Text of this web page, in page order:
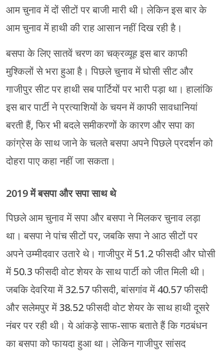
आम चुनाव में दों सीटों पर बाजी मारी थी। लेकिन इस बार के
आम चुनाव में हाथी की राह आसान नहीं दिख रही है।
बसपा के लिए सातवें चरण का चक्रव्यूह इस बार काफी
मुश्किलों से भरा हुआ है। पिछले चुनाव में घोसी सीट और
गाजीपुर सीट पर हाथी सब पार्टियों पर भारी पड़ा था। हालांकि
इस बार पार्टी ने प्रत्याशियों के चयन में काफी सावधानियां
बरती हैं, फिर भी बदले समीकरणों के कारण और सपा का
कांग्रेस के साथ जाने के चलते बसपा अपने पिछले प्रदर्शन को
दोहरा पाए कहा नहीं जा सकता।
2019 में बसपा और सपा साथ थे
पिछले आम चुनाव में सपा और बसपा ने मिलकर चुनाव लड़ा
था। बसपा ने पांच सीटों पर, जबकि सपा ने आठ सीटों पर
अपने उम्मीदवार उतारे थे। गाजीपुर में 51.2 फीसदी और घोसी
में 50.3 फीसदी वोट शेयर के साथ पार्टी को जीत मिली थी।
जबकि देवरिया में 32.57 फीसदी, बांसगांव में 40.57 फीसदी
और सलेमपुर में 38.52 फीसदी वोट शेयर के साथ हाथी दूसरे
नंबर पर रही थी। ये आंकड़े साफ-साफ बताते हैं कि गठबंधन
का बसपा को फायदा हुआ था। लेकिन गाजीपुर सांसद